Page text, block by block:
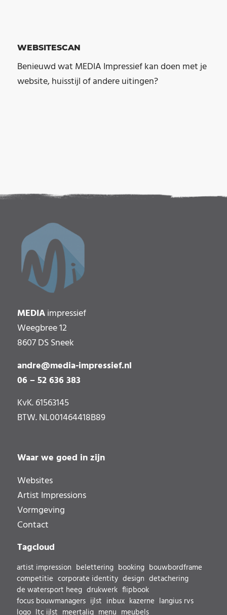
WEBSITESCAN
Benieuwd wat MEDIA Impressief kan doen met je
website, huisstijl of andere uitingen?
MEDIAimpressief
Weegbree 12
8607 DS Sneek
andre@media-impressief.nl
06 – 52 636 383
KvK. 61563145
BTW. NL001464418B89
Waar we goed in zijn
Websites
Artist Impressions
Vormgeving
Contact
Tagcloud
artist impression belettering booking bouwbordframe
competitie corporate identity design detachering
de watersport heeg drukwerk flipbook
focus bouwmanagers ijlst inbux kazerne langius rvs